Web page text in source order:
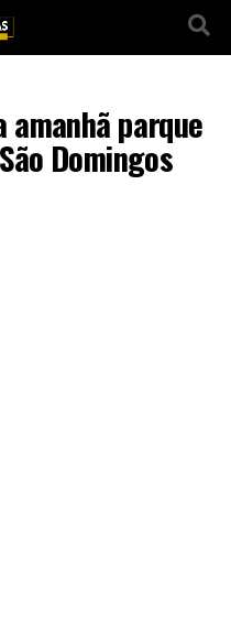
parque
Domingos